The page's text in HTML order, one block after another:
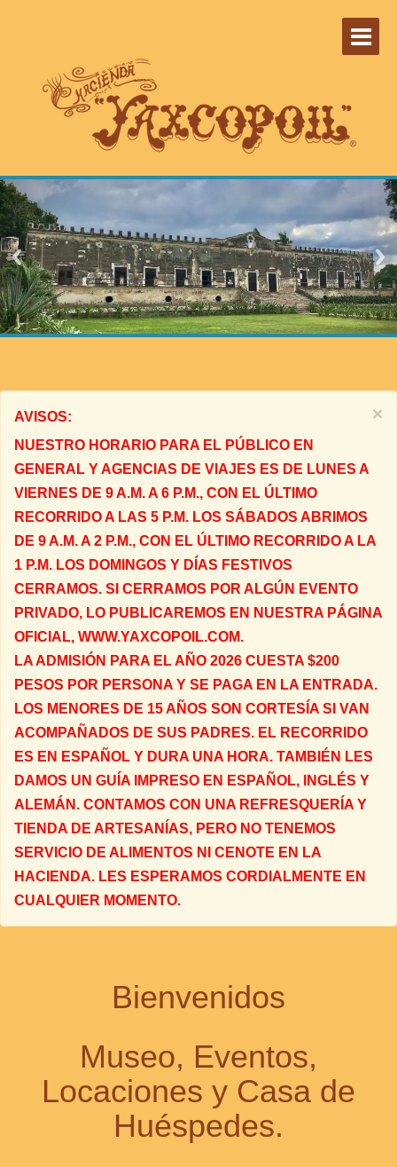
×
AVISOS:
NUESTRO HORARIO PARA EL PÚBLICO EN
GENERAL Y AGENCIAS DE VIAJES ES DE LUNES A
VIERNES DE 9 A.M. A 6 P.M., CON EL ÚLTIMO
RECORRIDO A LAS 5 P.M. LOS SÁBADOS ABRIMOS
DE 9 A.M. A 2 P.M., CON EL ÚLTIMO RECORRIDO A LA
1 P.M. LOS DOMINGOS Y DÍAS FESTIVOS
CERRAMOS. SI CERRAMOS POR ALGÚN EVENTO
PRIVADO, LO PUBLICAREMOS EN NUESTRA PÁGINA
OFICIAL, WWW.YAXCOPOIL.COM.
LA ADMISIÓN PARA EL AÑO 2026 CUESTA $200
PESOS POR PERSONA Y SE PAGA EN LA ENTRADA.
LOS MENORES DE 15 AÑOS SON CORTESÍA SI VAN
ACOMPAÑADOS DE SUS PADRES. EL RECORRIDO
ES EN ESPAÑOL Y DURA UNA HORA. TAMBIÉN LES
DAMOS UN GUÍA IMPRESO EN ESPAÑOL, INGLÉS Y
ALEMÁN. CONTAMOS CON UNA REFRESQUERÍA Y
TIENDA DE ARTESANÍAS, PERO NO TENEMOS
SERVICIO DE ALIMENTOS NI CENOTE EN LA
HACIENDA. LES ESPERAMOS CORDIALMENTE EN
CUALQUIER MOMENTO.
Bienvenidos
Museo, Eventos,
Locaciones y Casa de
Huéspedes.